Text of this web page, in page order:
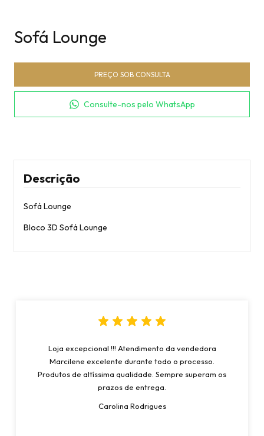
Sofá Lounge
Consulte-nos pelo WhatsApp
Descrição
Sofá Lounge
Bloco 3D Sofá Lounge
Loja excepcional !!! Atendimento da vendedora
Marcilene excelente durante todo o processo.
Produtos de altíssima qualidade. Sempre superam os
prazos de entrega.
Carolina Rodrigues